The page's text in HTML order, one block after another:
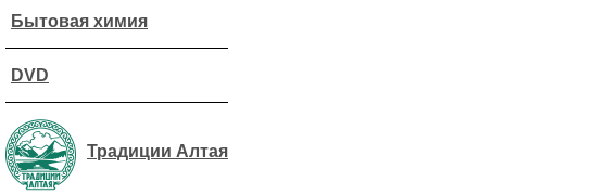
Бытовая химия
DVD
Традиции Алтая